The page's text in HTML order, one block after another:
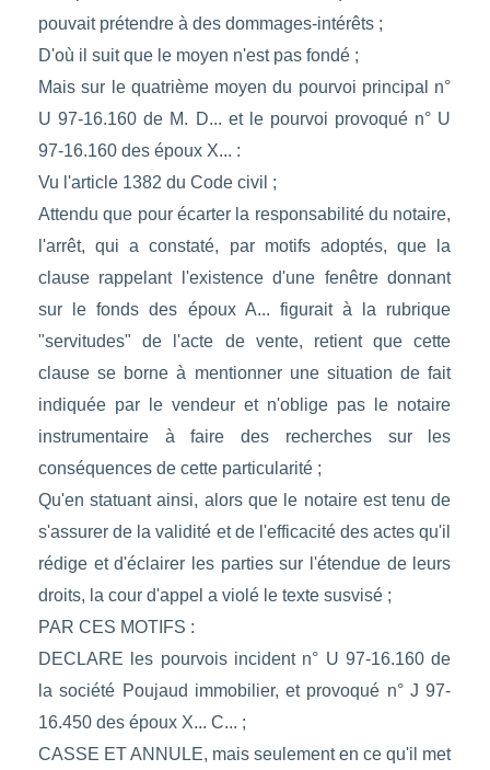
pouvait prétendre à des dommages-intérêts ;
D'où il suit que le moyen n'est pas fondé ;
Mais sur le quatrième moyen du pourvoi principal n°
U 97-16.160 de M. D... et le pourvoi provoqué n° U
97-16.160 des époux X... :
Vu l'article 1382 du Code civil ;
Attendu que pour écarter la responsabilité du notaire,
l'arrêt, qui a constaté, par motifs adoptés, que la
clause rappelant l'existence d'une fenêtre donnant
sur le fonds des époux A... figurait à la rubrique
"servitudes" de l'acte de vente, retient que cette
clause se borne à mentionner une situation de fait
indiquée par le vendeur et n'oblige pas le notaire
instrumentaire à faire des recherches sur les
conséquences de cette particularité ;
Qu'en statuant ainsi, alors que le notaire est tenu de
s'assurer de la validité et de l'efficacité des actes qu'il
rédige et d'éclairer les parties sur l'étendue de leurs
droits, la cour d'appel a violé le texte susvisé ;
PAR CES MOTIFS :
DECLARE les pourvois incident n° U 97-16.160 de
la société Poujaud immobilier, et provoqué n° J 97-
16.450 des époux X... C... ;
CASSE ET ANNULE, mais seulement en ce qu'il met